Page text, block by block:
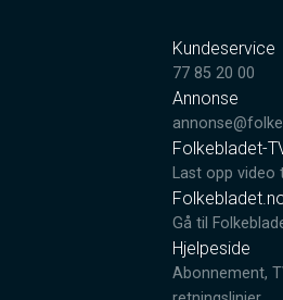
Kundeservice
77 85 20 00
Annonse
Folkebladet-
Last opp video
Gå til
Hjelpeside
Abonnement,